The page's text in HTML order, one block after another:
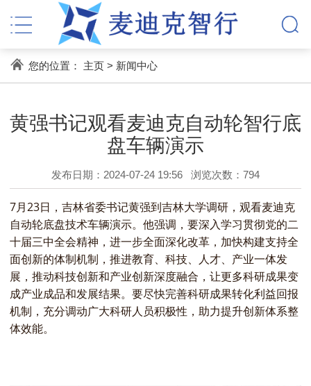
您的位置： 主页> 新闻中心
黄强书记观看麦迪克自动轮智行底
盘车辆演示
发布日期：2024-07-24 19:56 浏览次数：794
7月23日，吉林省委书记黄强到吉林大学调研，观看麦迪克
自动轮底盘技术车辆演示。他强调，要深入学习贯彻党的二
十届三中全会精神，进一步全面深化改革，加快构建支持全
面创新的体制机制，推进教育、科技、人才、产业一体发
展，推动科技创新和产业创新深度融合，让更多科研成果变
成产业成品和发展结果。要尽快完善科研成果转化利益回报
机制，充分调动广大科研人员积极性，助力提升创新体系整
体效能。